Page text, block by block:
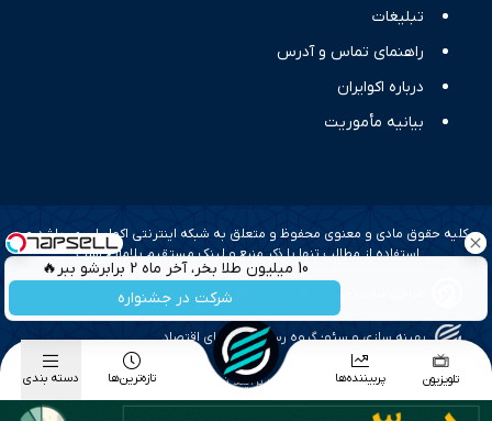
10 میلیون طلا بخر، آخر ماه 2 برابرشو ببر🔥
شرکت در جشنواره
تبلیغات
راهنمای تماس و آدرس
درباره اکوایران
بیانیه مأموریت
کلیه حقوق مادی و معنوی محفوظ و متعلق به شبکه اینترنتی اکوایران می‌باشد و
استفاده از مطالب تنها با ذکر منبع و لینک مستقیم بلامانع است.
بهینه سازی و سئو؛ گروه رسانه ای دنیای اقتصاد
طراحی گرافیک و پیاده سازی؛ برآیند تجربهتلویزیون پربیننده‌ها تازه‌ترین‌ها دسته بندی